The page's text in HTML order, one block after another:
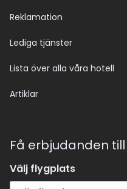
Reklamation
Lediga tjänster
Lista över alla våra hotell
Artiklar
Få erbjudanden
Välj flygplats